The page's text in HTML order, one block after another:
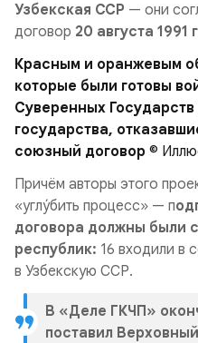
Узбекская ССР — они
договор 20 августа 1991
Красным и оранжевым
которые были готовы
Суверенных
государства,
союзный договор ©
Причём авторы этого
«углу́бить процесс» — п
договора должны были
республик: 16 входили в
в Узбекскую ССР.
В «Деле ГКЧП»
поставил